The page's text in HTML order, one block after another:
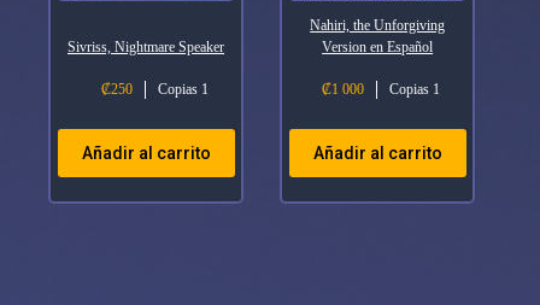
Sivriss, Nightmare Speaker
₡250 Copias 1
Añadir al carrito
Nahiri, the Unforgiving
Version en Español
₡1 000 Copias 1
Añadir al carrito